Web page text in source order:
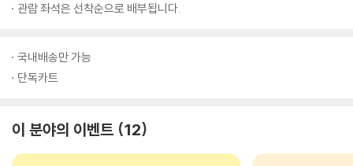
관람 좌석은 선착순으로 배부됩니다.
국내배송만 가능
단독카트
이 분야의 이벤트 12